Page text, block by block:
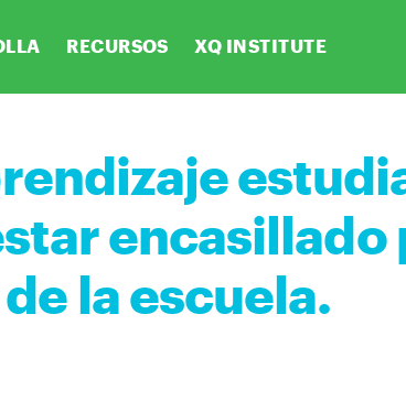
RECURSOS XQ INSTITUTE
encasillado
la escuela.